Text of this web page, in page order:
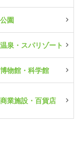
公園
温泉・スパリゾート
博物館・科学館
商業施設・百貨店